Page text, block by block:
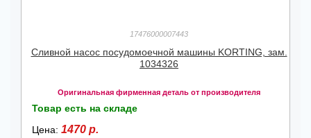
17476000007443
Сливной насос посудомоечной машины KORTING, зам.
1034326
Оригинальная фирменная деталь от производителя
Товар есть на складе
Цена: 1470 р.